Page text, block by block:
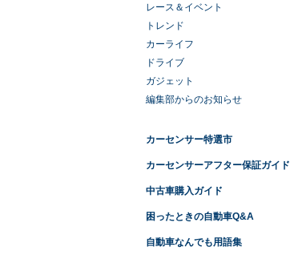
レース＆イベント
トレンド
カーライフ
ドライブ
ガジェット
編集部からのお知らせ
カーセンサー特選市
カーセンサーアフター保証ガイド
中古車購入ガイド
困ったときの自動車Q&A
自動車なんでも用語集